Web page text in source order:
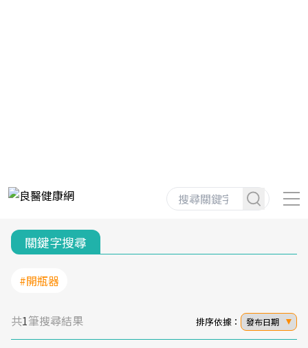
關鍵字搜尋
#開瓶器
共1筆搜尋結果 排序依據： 發布日期